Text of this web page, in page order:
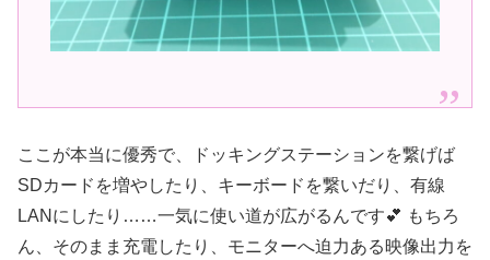
ここが本当に優秀で、ドッキングステーションを繋げば
SDカードを増やしたり、キーボードを繋いだり、有線
LANにしたり……一気に使い道が広がるんです💕 もちろ
ん、そのまま充電したり、モニターへ迫力ある映像出力を